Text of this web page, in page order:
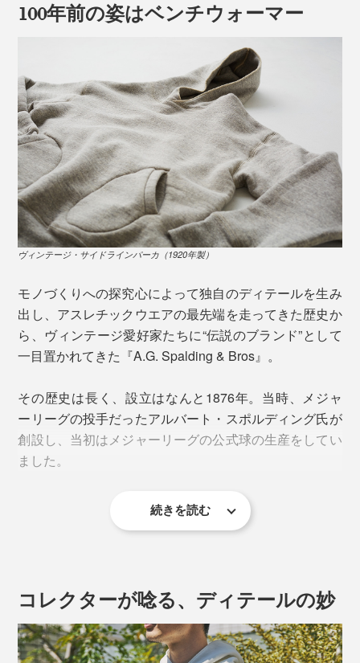
100年前の姿はベンチウォーマー
ヴィンテージ・サイドラインパーカ（1920年製）
モノづくりへの探究心によって独自のディテールを生み
出し、アスレチックウエアの最先端を走ってきた歴史か
ら、ヴィンテージ愛好家たちに“伝説のブランド”として
一目置かれてきた『A.G. Spalding & Bros』。
その歴史は長く、設立はなんと1876年。当時、メジャ
ーリーグの投手だったアルバート・スポルディング氏が
創設し、当初はメジャーリーグの公式球の生産をしてい
ました。
続きを読む
コレクターが唸る、ディテールの妙